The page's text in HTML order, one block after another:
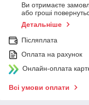
Ви отримаєте
або гроші
Детальніше
Післяплата
Оплата на рахунок
Онлайн-оплата
Всі умови оплати